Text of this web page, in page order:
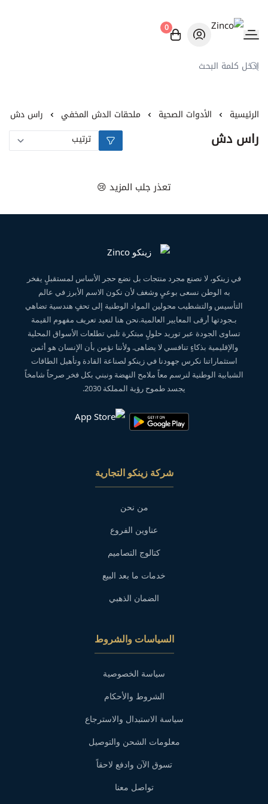
Zinco
0
الرئيسية الأدوات الصحية ملحقات الدش المخفي راس دش
راس دش
تعذر جلب المزيد 😢
في زينكو، لا نصنع مجرد منتجات بل نضع حجر الأساس لمستقبلٍ يفخر
به الوطن نسعى بوعيٍ وشغف لأن نكون الاسم الأبرز في عالم
التأسيس والتشطيب محولين المواد الوطنية إلى تحفٍ هندسية تضاهي
بـجودتها أرقى المعايير العالمية.نحن هنا لنعيد تعريف مفهوم القيمة
تساوى الجودة عبر توريد حلولٍ مبتكرة تلبي تطلعات الأسواق المحلية
والإقليمية بذكاءٍ تنافسي لا يضاهى. ولأننا نؤمن بأن الإنسان هو أثمن
استثماراتنا نكرس جهودنا في زينكو لصناعة القادة وتأهيل الطاقات
الشبابية الوطنية لنرسم معاً ملامح النهضة ونبني بكل فخر صرحاً شامخاً
يجسد طموح رؤية المملكة 2030.
شركة زينكو التجارية
من نحن
عناوين الفروع
كتالوج التصاميم
خدمات ما بعد البيع
الضمان الذهبي
السياسات والشروط
سياسة الخصوصية
الشروط والأحكام
سياسة الاستبدال والاسترجاع
معلومات الشحن والتوصيل
تسوق الآن وادفع لاحقاً
تواصل معنا